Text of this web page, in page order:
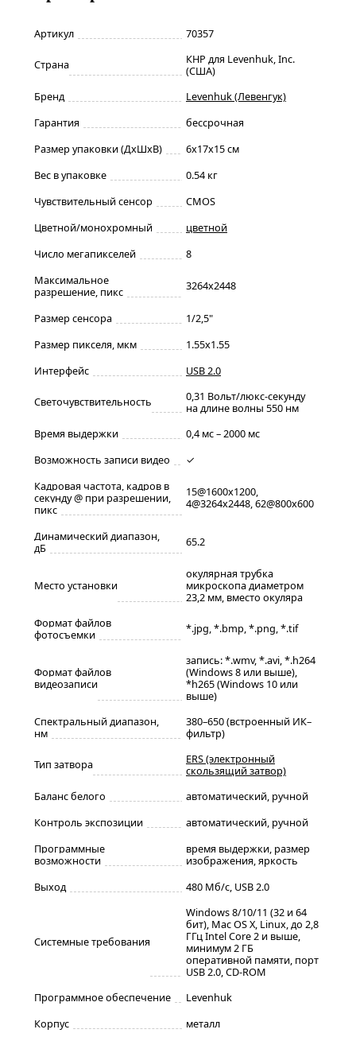
Артикул 70357
Страна
КНР для Levenhuk, Inc.
(США)
Бренд
Levenhuk (Левенгук)
Гарантия
бессрочная
Размер упаковки (ДxШxВ)
6x17x15 см
Вес в упаковке
0.54 кг
Чувствительный сенсор
CMOS
Цветной/монохромный
цветной
Число мегапикселей
8
Максимальное
разрешение, пикс
3264x2448
Размер сенсора
1/2,5"
Размер пикселя, мкм
1.55x1.55
Интерфейс
USB 2.0
Светочувствительность
0,31 Вольт/люкс-секунду
на длине волны 550 нм
Время выдержки
0,4 мс – 2000 мс
Возможность записи видео
✓
Кадровая частота, кадров в
секунду @ при разрешении,
пикс
15@1600x1200,
4@3264x2448, 62@800x600
Динамический диапазон,
дБ
65.2
Место установки
окулярная трубка
микроскопа диаметром
23,2 мм, вместо окуляра
Формат файлов
фотосъемки
*.jpg, *.bmp, *.png, *.tif
Формат файлов
видеозаписи
запись: *.wmv, *.avi, *.h264
(Windows 8 или выше),
*h265 (Windows 10 или
выше)
Спектральный диапазон,
нм
380–650 (встроенный ИК–
фильтр)
Тип затвора
ERS (электронный
скользящий затвор)
Баланс белого
автоматический, ручной
Контроль экспозиции
автоматический, ручной
Программные
возможности
время выдержки, размер
изображения, яркость
Выход
480 Мб/с, USB 2.0
Системные требования
Windows 8/10/11 (32 и 64
бит), Mac OS X, Linux, до 2,8
ГГц Intel Core 2 и выше,
минимум 2 ГБ
оперативной памяти, порт
USB 2.0, CD-ROM
Программное обеспечение
Levenhuk
Корпус
металл